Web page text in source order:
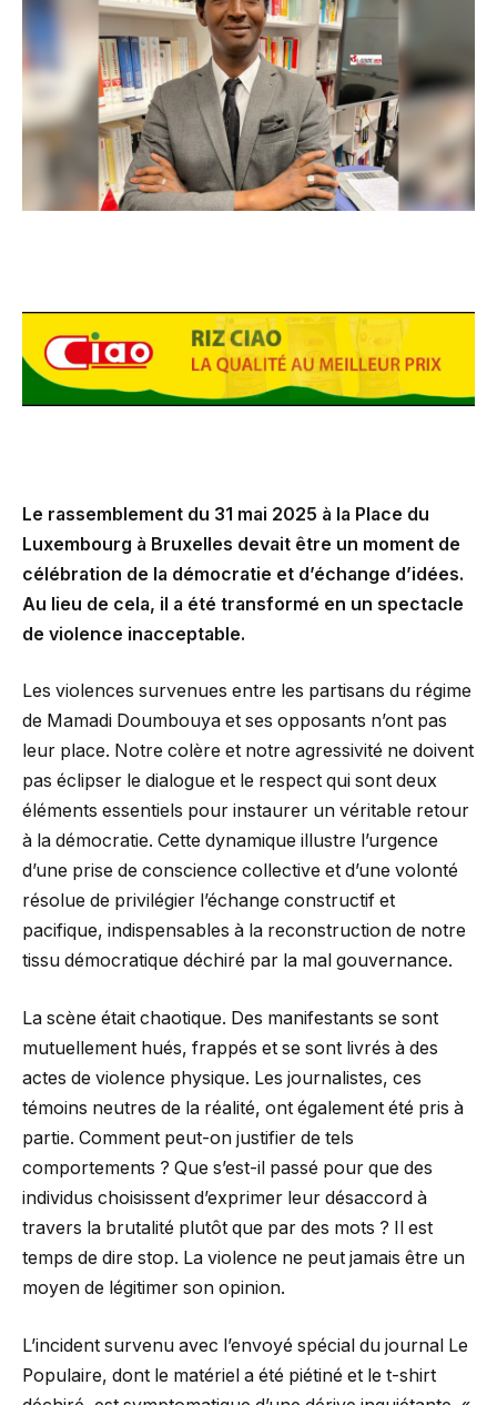
Le rassemblement du 31 mai 2025 à la Place du
Luxembourg à Bruxelles devait être un moment de
célébration de la démocratie et d’échange d’idées.
Au lieu de cela, il a été transformé en un spectacle
de violence inacceptable.
Les violences survenues entre les partisans du régime
de Mamadi Doumbouya et ses opposants n’ont pas
leur place. Notre colère et notre agressivité ne doivent
pas éclipser le dialogue et le respect qui sont deux
éléments essentiels pour instaurer un véritable retour
à la démocratie. Cette dynamique illustre l’urgence
d’une prise de conscience collective et d’une volonté
résolue de privilégier l’échange constructif et
pacifique, indispensables à la reconstruction de notre
tissu démocratique déchiré par la mal gouvernance.
La scène était chaotique. Des manifestants se sont
mutuellement hués, frappés et se sont livrés à des
actes de violence physique. Les journalistes, ces
témoins neutres de la réalité, ont également été pris à
partie. Comment peut-on justifier de tels
comportements ? Que s’est-il passé pour que des
individus choisissent d’exprimer leur désaccord à
travers la brutalité plutôt que par des mots ? Il est
temps de dire stop. La violence ne peut jamais être un
moyen de légitimer son opinion.
L’incident survenu avec l’envoyé spécial du journal Le
Populaire, dont le matériel a été piétiné et le t-shirt